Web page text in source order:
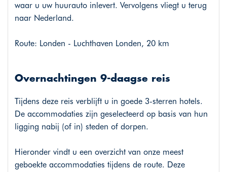
waar u uw huurauto inlevert. Vervolgens vliegt u terug
naar Nederland.
Route: Londen - Luchthaven Londen, 20 km
Overnachtingen 9-daagse reis
Tijdens deze reis verblijft u in goede 3-sterren hotels.
De accommodaties zijn geselecteerd op basis van hun
ligging nabij (of in) steden of dorpen.
Hieronder vindt u een overzicht van onze meest
geboekte accommodaties tijdens de route. Deze